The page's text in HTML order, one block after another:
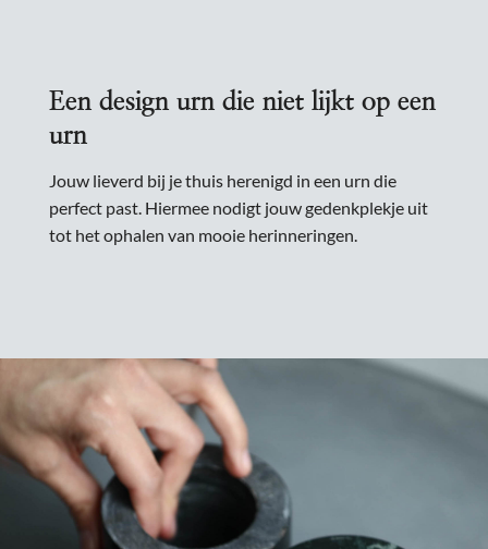
Een design urn die niet lijkt op een
urn
Jouw lieverd bij je thuis herenigd in een urn die
perfect past. Hiermee nodigt jouw gedenkplekje uit
tot het ophalen van mooie herinneringen.